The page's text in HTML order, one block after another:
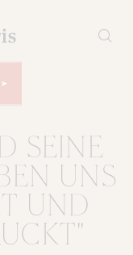
SEINE
UNS
UND